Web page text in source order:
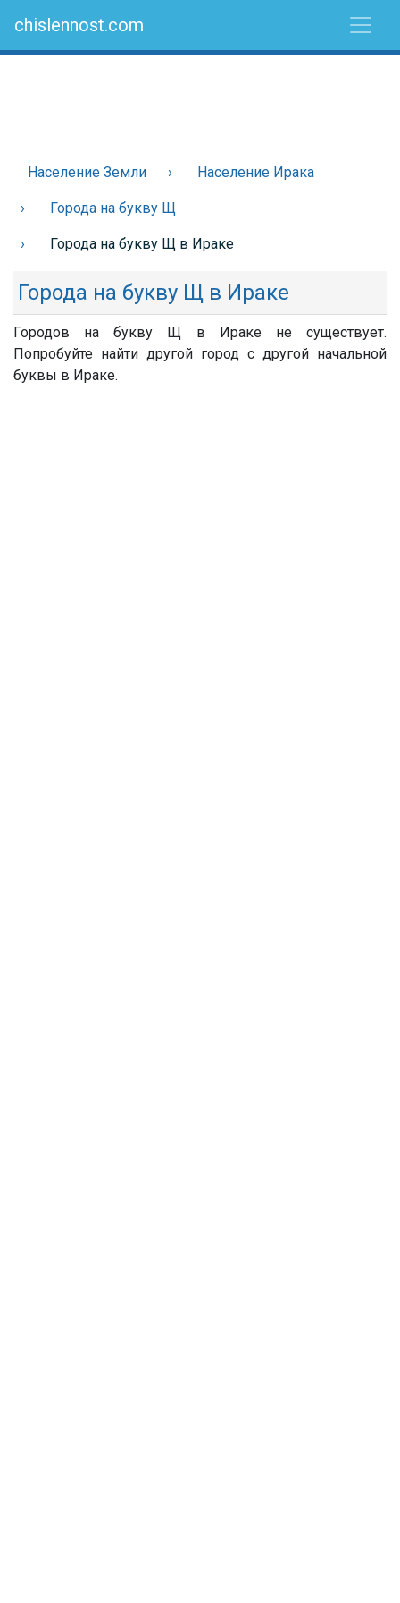
chislennost.com
Население Земли Население Ирака
Города на букву Щ
Города на букву Щ в Ираке
Города на букву Щ в Ираке
Городов на букву Щ в Ираке не существует.
Попробуйте найти другой город с другой начальной
буквы в Ираке.